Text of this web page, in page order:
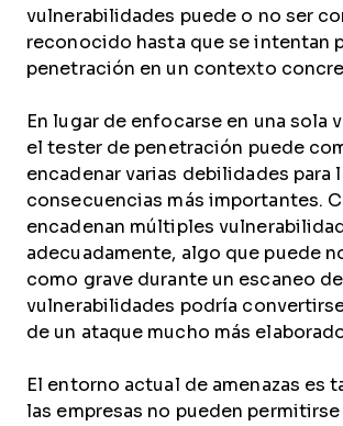
vulnerabilidades puede o no ser
reconocido hasta que se intentan
penetración en un contexto
En lugar de enfocarse en una sola
el tester de penetración puede
encadenar varias debilidades para
consecuencias más importantes.
encadenan múltiples
adecuadamente, algo que puede
como grave durante un escaneo de
vulnerabilidades podría
de un ataque mucho más
El entorno actual de amenazas es
las empresas no pueden permitirse